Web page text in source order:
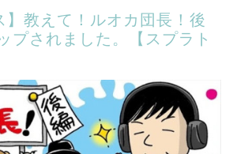
】教えて！ルオカ団長！後
プされました。【スプラト